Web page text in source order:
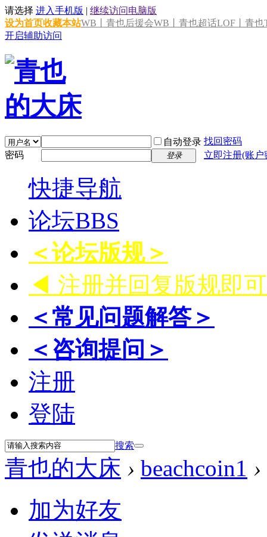
请选择 进入手机版 | 继续访问电脑版
设为首页收藏本站WB丨青也后援会WB丨青也超话LOF丨青也
开启辅助访问
自动登录 找回密码
密码
登录 立即注册(账
快捷导航
论坛BBS
＜论坛版规＞
◀ 注册并回复版规即
＜常见问题解答＞
＜咨询提问＞
注册
登陆
搜索
青也的大床 › beachcoin1 ›
加为好友